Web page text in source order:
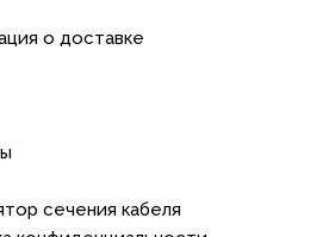
о доставке
сечения кабеля